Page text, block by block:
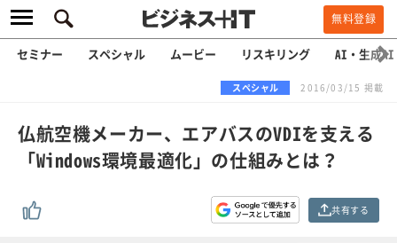
無料登録
セミナー スペシャル ムービー リスキリング AI・生成AI
スペシャル 2016/03/15 掲載
仏航空機メーカー、エアバスのVDIを支える
「Windows環境最適化」の仕組みとは？
共有する